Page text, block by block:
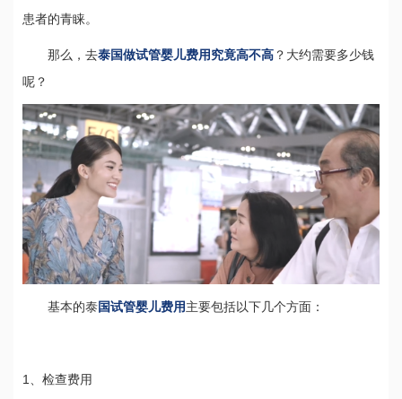
患者的青睐。
那么，去泰国做试管婴儿费用究竟高不高 ？大约需要多少钱
呢？
基本的泰国试管婴儿费用主要包括以下几个方面：
1、检查费用